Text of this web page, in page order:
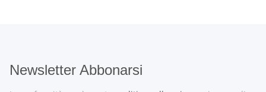
Newsletter Abbonarsi